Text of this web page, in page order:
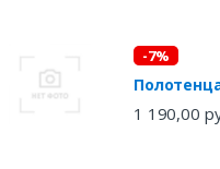
-7%
1 190,00